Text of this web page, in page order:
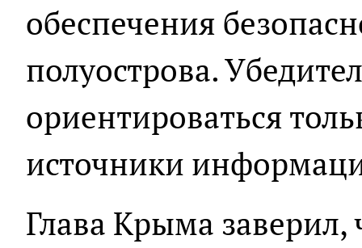
обеспечения
полуострова.
ориентироваться
источники
Глава Крыма заверил,